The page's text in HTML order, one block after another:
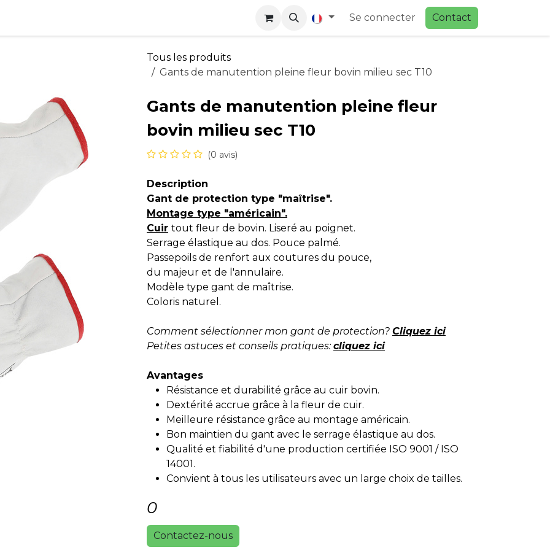
Carrières Se connecter Contact
Tous les produits
Gants de manutention pleine fleur bovin milieu sec T10
Gants de manutention pleine fleur
bovin milieu sec T10
(0 avis)
Description
Gant de protection type "maîtrise".
Montage type "américain".
Cuir tout fleur de bovin. Liseré au poignet.
Serrage élastique au dos. Pouce palmé.
Passepoils de renfort aux coutures du pouce,
du majeur et de l'annulaire.
Modèle type gant de maîtrise.
Coloris naturel.
Comment sélectionner mon gant de protection? Cliquez ici
Petites astuces et conseils pratiques:cliquez ici
Avantages
Résistance et durabilité grâce au cuir bovin.
Dextérité accrue grâce à la fleur de cuir.
Meilleure résistance grâce au montage américain.
Bon maintien du gant avec le serrage élastique au dos.
Qualité et fiabilité d'une production certifiée ISO 9001 / ISO
14001.
Convient à tous les utilisateurs avec un large choix de tailles.
0
Contactez-nous